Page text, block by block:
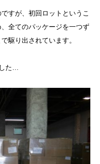
すが、初回ロットというこ
全てのパッケージを一つず
駆り出されています。
た…